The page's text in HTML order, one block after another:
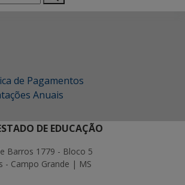
de Pagamentos
Anuais
DE EDUCAÇÃO
Barros 1779 - Bloco 5
- Campo Grande | MS